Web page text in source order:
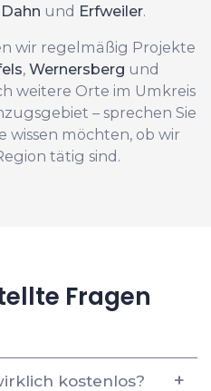
Dahn und Erfweiler.
wir regelmäßig Projekte
, Wernersberg und
weitere Orte im Umkreis
– sprechen Sie
wissen möchten, ob wir
tätig sind.
Fragen
kostenlos?